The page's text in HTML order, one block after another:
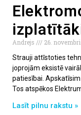
Andrejs
26.
Strauji attīstoties
joprojām eksistē
patiesībai.
Tos atspēkos
Lasīt pilnu rakstu »